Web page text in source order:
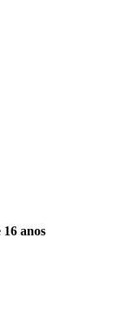
anos